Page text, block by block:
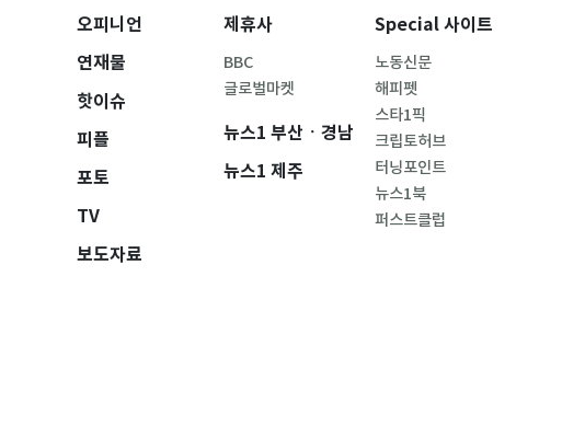
오피니언
연재물
핫이슈
피플
포토
TV
보도자료
제휴사
BBC
글로벌마켓
뉴스1 부산ㆍ경남
뉴스1 제주
Special 사이트
노동신문
해피펫
스타1픽
크립토허브
터닝포인트
뉴스1북
퍼스트클럽